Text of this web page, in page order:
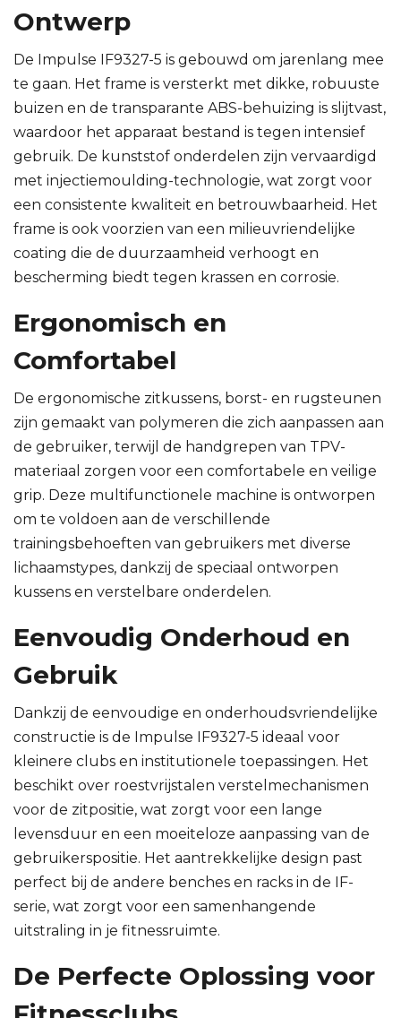
Ontwerp
De Impulse IF9327-5 is gebouwd om jarenlang mee
te gaan. Het frame is versterkt met dikke, robuuste
buizen en de transparante ABS-behuizing is slijtvast,
waardoor het apparaat bestand is tegen intensief
gebruik. De kunststof onderdelen zijn vervaardigd
met injectiemoulding-technologie, wat zorgt voor
een consistente kwaliteit en betrouwbaarheid. Het
frame is ook voorzien van een milieuvriendelijke
coating die de duurzaamheid verhoogt en
bescherming biedt tegen krassen en corrosie.
Ergonomisch en
Comfortabel
De ergonomische zitkussens, borst- en rugsteunen
zijn gemaakt van polymeren die zich aanpassen aan
de gebruiker, terwijl de handgrepen van TPV-
materiaal zorgen voor een comfortabele en veilige
grip. Deze multifunctionele machine is ontworpen
om te voldoen aan de verschillende
trainingsbehoeften van gebruikers met diverse
lichaamstypes, dankzij de speciaal ontworpen
kussens en verstelbare onderdelen.
Eenvoudig Onderhoud en
Gebruik
Dankzij de eenvoudige en onderhoudsvriendelijke
constructie is de Impulse IF9327-5 ideaal voor
kleinere clubs en institutionele toepassingen. Het
beschikt over roestvrijstalen verstelmechanismen
voor de zitpositie, wat zorgt voor een lange
levensduur en een moeiteloze aanpassing van de
gebruikerspositie. Het aantrekkelijke design past
perfect bij de andere benches en racks in de IF-
serie, wat zorgt voor een samenhangende
uitstraling in je fitnessruimte.
De Perfecte Oplossing voor